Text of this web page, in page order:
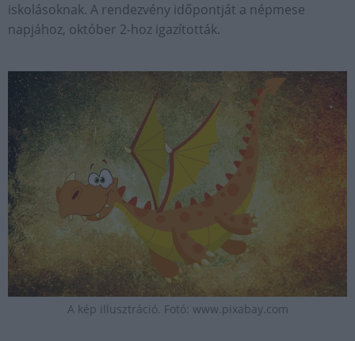
iskolásoknak. A rendezvény időpontját a népmese
napjához, október 2-hoz igazították.
A kép illusztráció. Fotó: www.pixabay.com